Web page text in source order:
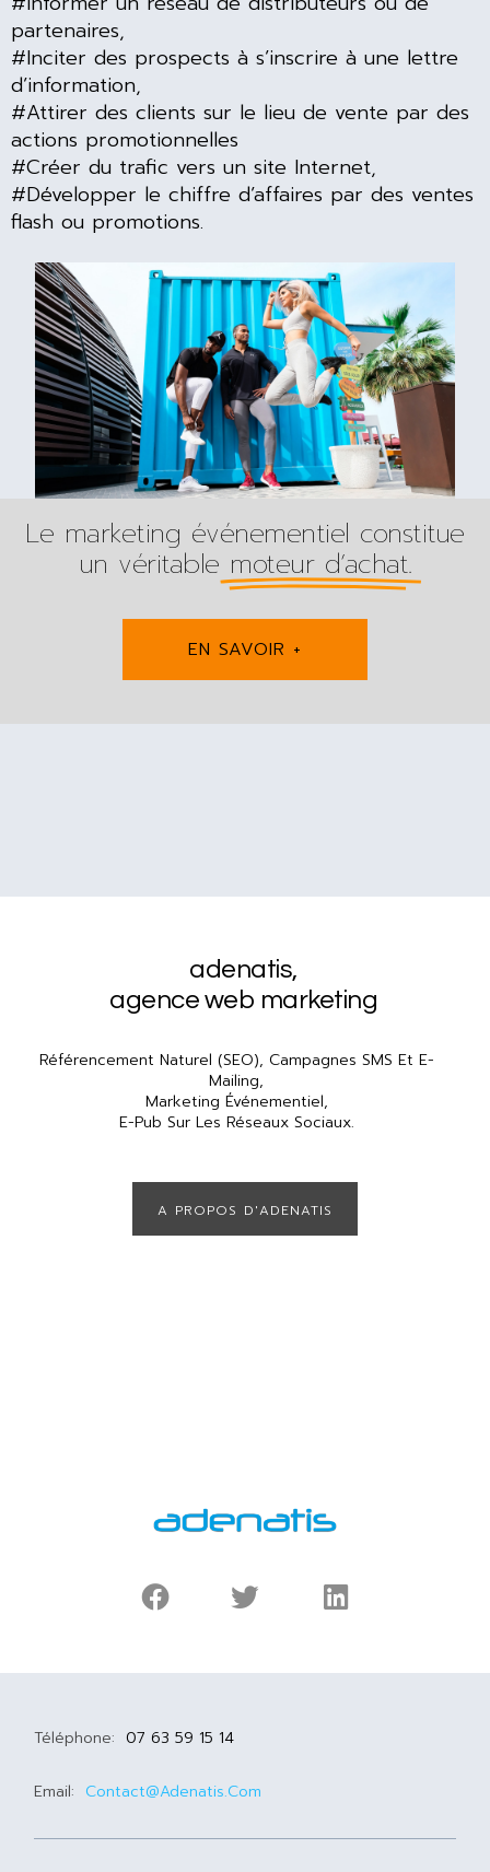
partenaires,
#Inciter des prospects à s’inscrire à une lettre
d’information,
#Attirer des clients sur le lieu de vente par des
actions promotionnelles
#Créer du trafic vers un site Internet,
#Développer le chiffre d’affaires par des ventes
flash ou promotions.
Le marketing événementiel constitue
un véritable moteur d’achat.
EN SAVOIR +
adenatis,
agence web marketing
Référencement Naturel (SEO), Campagnes SMS Et E-
Mailing,
Marketing Événementiel,
E-Pub Sur Les Réseaux Sociaux.
A PROPOS D'ADENATIS
Téléphone: 07 63 59 15 14
Email: Contact@adenatis.com